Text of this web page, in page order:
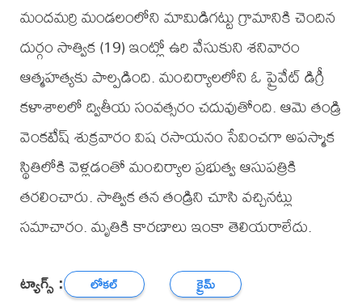
మందమర్రి మండలంలోని మామిడిగట్టు గ్రామానికి చెందిన
దుర్గం సాత్విక (19) ఇంట్లో ఉరి వేసుకుని శనివారం
ఆత్మహత్యకు పాల్పడింది. మంచిర్యాలలోని ఓ ప్రైవేట్ డిగ్రీ
కళాశాలలో ద్వితీయ సంవత్సరం చదువుతోంది. ఆమె తండ్రి
వెంకటేష్ శుక్రవారం విష రసాయనం సేవించగా అపస్మాక
స్థితిలోకి వెళ్లడంతో మంచిర్యాల ప్రభుత్వ ఆసుపత్రికి
తరలించారు. సాత్విక తన తండ్రిని చూసి వచ్చినట్లు
సమాచారం. మృతికి కారణాలు ఇంకా తెలియరాలేదు.
ట్యాగ్స్ : లోకల్
క్రైమ్